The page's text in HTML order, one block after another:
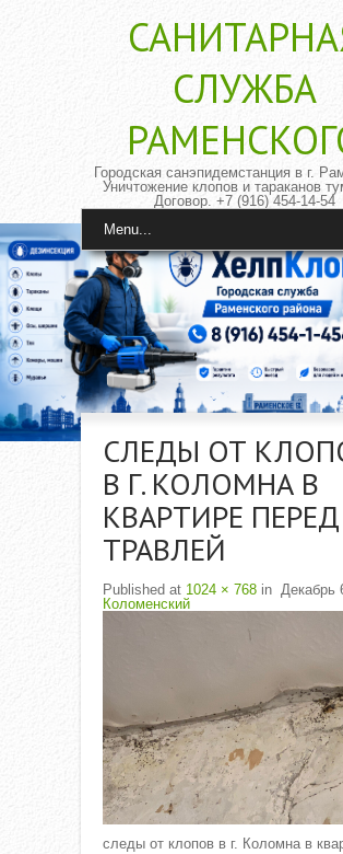
CЛУЖБА
Городская санэпидемстанция в г.
Уничтожение клопов и тараканов
Договор. +7 (916) 454-14-54
Menu...
СЛЕДЫ ОТ
В Г. КОЛОМНА В
КВАРТИРЕ ПЕРЕД
ТРАВЛЕЙ
Published Декабрь
at 1024 × 768 in
Коломенский
следы от клопов в г. Коломна в